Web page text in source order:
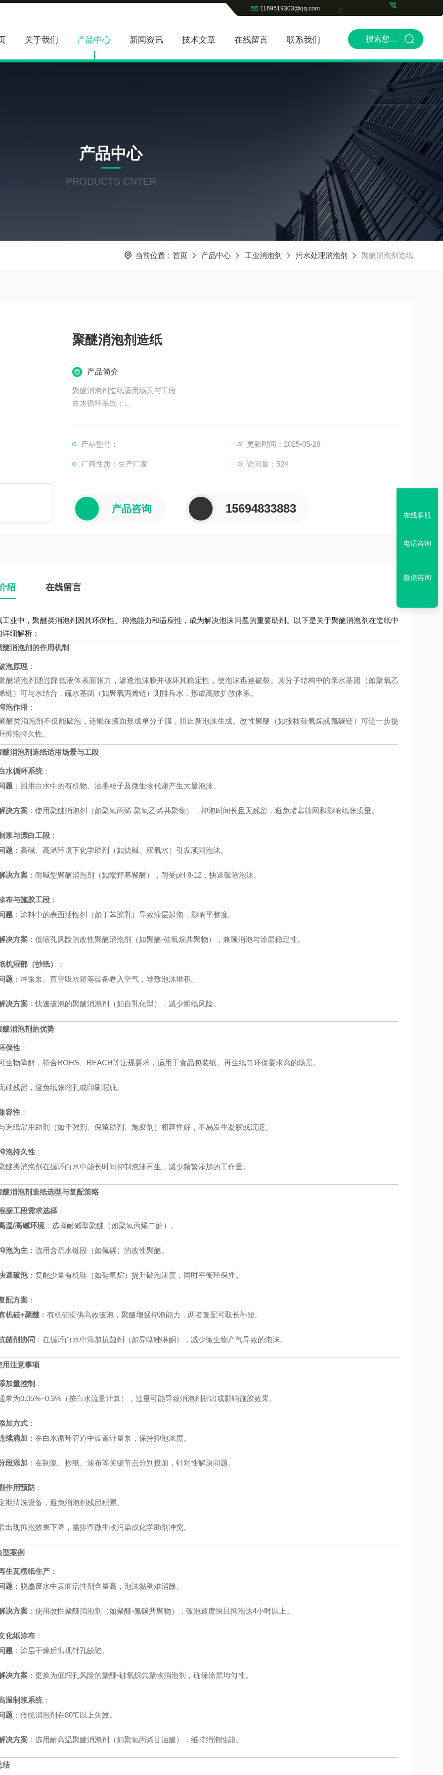
1169519303@qq.com
关于我们 产品中心 新闻资讯 技术文章 在线留言 联系我们
产品中心
PRODUCTS CNTER
当前位置： 首页 产品中心 工业消泡剂 污水处理消泡剂 聚醚消泡剂造纸
聚醚消泡剂造纸
产品简介
聚醚消泡剂造纸适用场景与工段
白水循环系统：
和影响纸张质量。
产品型号： 更新时间：2025-05-28
厂商性质：生产厂家 访问量：524
产品咨询 15694833883
绍 在线留言
工业中，聚醚类消泡剂因其环保性、抑泡能力和适应性，成为解决泡沫问题的重要助剂。以下是关于聚醚消泡剂在造纸中
细解析：
醚消泡剂的作用机制
泡原理 ：
醚消泡剂通过降低液体表面张力，渗透泡沫膜并破坏其稳定性，使泡沫迅速破裂。其分子结构中的亲水基团（如聚氧乙
链）可与水结合，疏水基团（如聚氧丙烯链）则排斥水，形成高效扩散体系。
泡作用 ：
醚类消泡剂不仅能破泡，还能在液面形成单分子膜，阻止新泡沫生成。改性聚醚（如接枝硅氧烷或氟碳链）可进一步提
抑泡持久性。
醚消泡剂造纸适用场景与工段
水循环系统：
题 ：回用白水中的有机物、油墨粒子及微生物代谢产生大量泡沫。
决方案 ：使用聚醚消泡剂（如聚氧丙烯-聚氧乙烯共聚物），抑泡时间长且无残留，避免堵塞筛网和影响纸张质量。
浆与漂白工段 ：
题 ：高碱、高温环境下化学助剂（如烧碱、双氧水）引发顽固泡沫。
决方案 ：耐碱型聚醚消泡剂（如端羟基聚醚），耐受pH 8-12，快速破除泡沫。
布与施胶工段 ：
题 ：涂料中的表面活性剂（如丁苯胶乳）导致涂层起泡，影响平整度。
决方案 ：低缩孔风险的改性聚醚消泡剂（如聚醚-硅氧烷共聚物），兼顾消泡与涂层稳定性。
机湿部（抄纸）
：
题 ：冲浆泵、真空吸水箱等设备卷入空气，导致泡沫堆积。
决方案 ：快速破泡的聚醚消泡剂（如自乳化型），减少断纸风险。
醚消泡剂的优势
保性 ：
生物降解，符合ROHS、REACH等法规要求，适用于食品包装纸、再生纸等环保要求高的场景。
硅残留，避免纸张缩孔或印刷瑕疵。
容性 ：
造纸常用助剂（如干强剂、保留助剂、施胶剂）相容性好，不易发生凝胶或沉淀。
泡持久性 ：
醚类消泡剂在循环白水中能长时间抑制泡沫再生，减少频繁添加的工作量。
醚消泡剂造纸选型与复配策略
据工段需求选择 ：
温/高碱环境：选择耐碱型聚醚（如聚氧丙烯二醇）。
泡为主 ：选用含疏水链段（如氟碳）的改性聚醚。
速破泡：复配少量有机硅（如硅氧烷）提升破泡速度，同时平衡环保性。
配方案 ：
机硅+聚醚 ：有机硅提供高效破泡，聚醚增强抑泡能力，两者复配可取长补短。
菌剂协同 ：在循环白水中添加抗菌剂（如异噻唑啉酮），减少微生物产气导致的泡沫。
用注意事项
加量控制 ：
常为0.05%~0.3%（按白水流量计算），过量可能导致消泡剂析出或影响施胶效果。
加方式 ：
续滴加 ：在白水循环管道中设置计量泵，保持抑泡浓度。
段添加 ：在制浆、抄纸、涂布等关键节点分别投加，针对性解决问题。
作用预防 ：
期清洗设备，避免消泡剂残留积累。
出现抑泡效果下降，需排查微生物污染或化学助剂冲突。
案例
生瓦楞纸生产 ：
题 ：脱墨废水中表面活性剂含量高，泡沫黏稠难消除。
决方案 ：使用改性聚醚消泡剂（如聚醚-氟碳共聚物），破泡速度快且抑泡达4小时以上。
化纸涂布 ：
题 ：涂层干燥后出现针孔缺陷。
决方案 ：更换为低缩孔风险的聚醚-硅氧烷共聚物消泡剂，确保涂层均匀性。
温制浆系统：
题 ：传统消泡剂在80℃以上失效。
决方案 ：选用耐高温聚醚消泡剂（如聚氧丙烯甘油醚），维持消泡性能。
结
在线客服
电话咨询
微信咨询